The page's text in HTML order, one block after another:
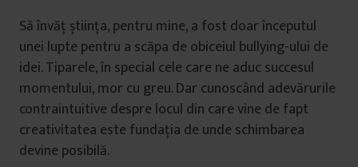
Să învăț știința, pentru mine, a fost doar începutul
unei lupte pentru a scăpa de obiceiul bullying-ului de
idei. Tiparele, în special cele care ne aduc succesul
momentului, mor cu greu. Dar cunoscând adevărurile
contraintuitive despre locul din care vine de fapt
creativitatea este fundația de unde schimbarea
devine posibilă.